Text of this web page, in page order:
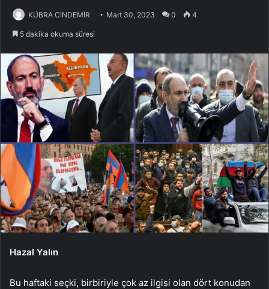
KÜBRA CİNDEMİR Mart 30, 2023 0 4
5 dakika okuma süresi
Hazal Yalın
Bu haftaki seçki, birbiriyle çok az ilgisi olan dört konudan